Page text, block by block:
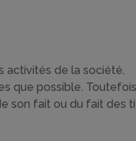
activités de la société.
que possible.
son fait ou du fait des